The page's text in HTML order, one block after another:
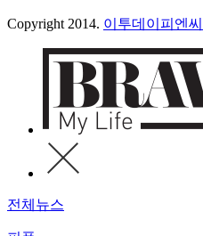
Copyright 2014. 이투데이피엔씨
전체뉴스